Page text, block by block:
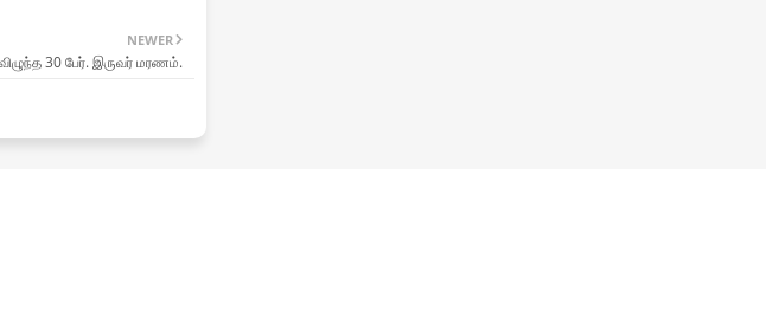
NEWER
30 பேர். இருவர் மரணம்.